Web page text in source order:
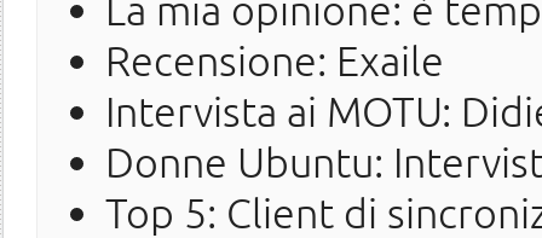
La mia opinione: è
Recensione: Exaile
Intervista ai MOTU:
Donne Ubuntu:
Top 5: Client di